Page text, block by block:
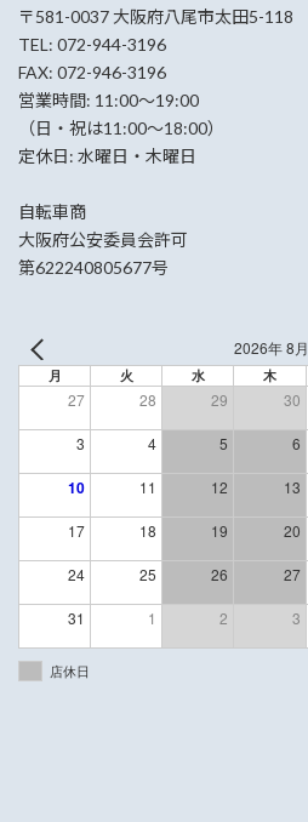
〒581-0037 大阪府八尾市太田5-118
TEL: 072-944-3196
FAX: 072-946-3196
営業時間: 11:00〜19:00
（日・祝は11:00〜18:00）
定休日: 水曜日・木曜日
自転車商
大阪府公安委員会許可
第622240805677号
2026年 8月
月 火 水 木
27 28 29 30
3 4 5 6
10 11 12 13
17 18 19 20
24 25 26 27
31 1 2 3
店休日